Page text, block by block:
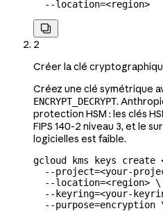
  --location=
<region>

2
Créer la clé
Créez une clé symétrique
ENCRYPT_DECRYPT.
protection HSM : les clés
FIPS 140-2 niveau 3, et le
logicielles est faible.
gcloud kms keys create
  --project=
<your-
  --location=
<region> \
  --keyring=
<your-
  --purpose=encryption